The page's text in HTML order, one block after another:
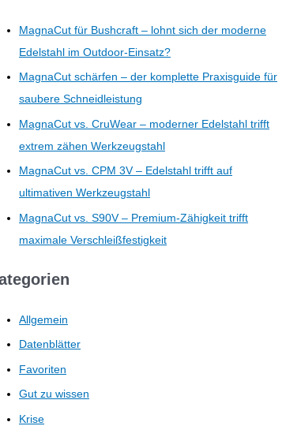
MagnaCut für Bushcraft – lohnt sich der moderne
Edelstahl im Outdoor-Einsatz?
MagnaCut schärfen – der komplette Praxisguide für
saubere Schneidleistung
MagnaCut vs. CruWear – moderner Edelstahl trifft
extrem zähen Werkzeugstahl
MagnaCut vs. CPM 3V – Edelstahl trifft auf
ultimativen Werkzeugstahl
MagnaCut vs. S90V – Premium-Zähigkeit trifft
maximale Verschleißfestigkeit
Allgemein
Datenblätter
Favoriten
Gut zu wissen
Krise